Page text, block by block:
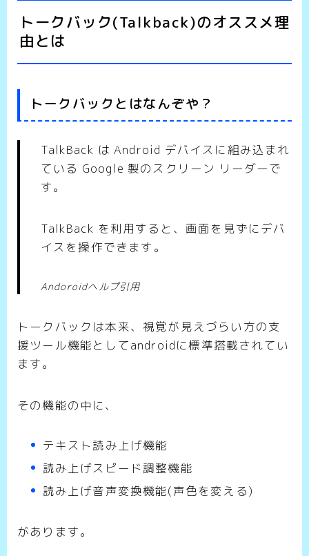
トークバック(Talkback)のオススメ理
由とは
トークバックとはなんぞや？
TalkBack は Android デバイスに組み込まれ
ている Google 製のスクリーン リーダーで
す。
TalkBack を利用すると、画面を見ずにデバ
イスを操作できます。
Andoroidヘルプ引用
トークバックは本来、視覚が見えづらい方の支
援ツール機能としてandroidに標準搭載されてい
ます。
その機能の中に、
テキスト読み上げ機能
読み上げスピード調整機能
読み上げ音声変換機能(声色を変える)
があります。